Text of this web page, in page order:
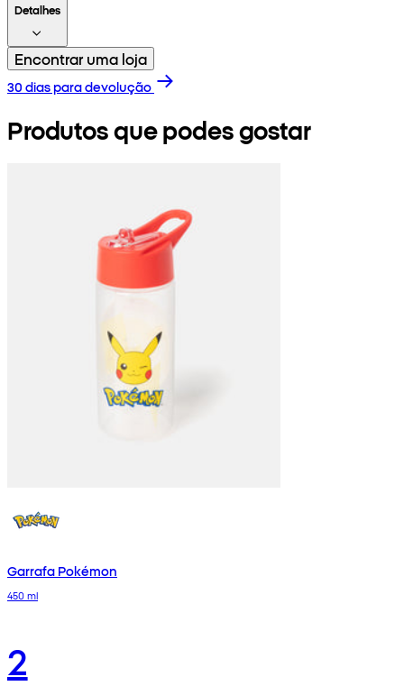
Detalhes
Encontrar uma loja
30 dias para devolução
Produtos que podes gostar
Garrafa Pokémon
450 ml
2